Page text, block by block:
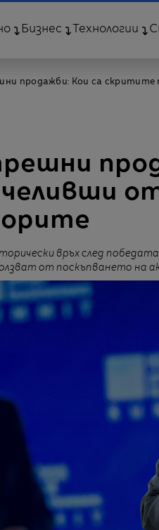
Бизнес Технологии
продажби: Кои са
връх след
от поскъпването на